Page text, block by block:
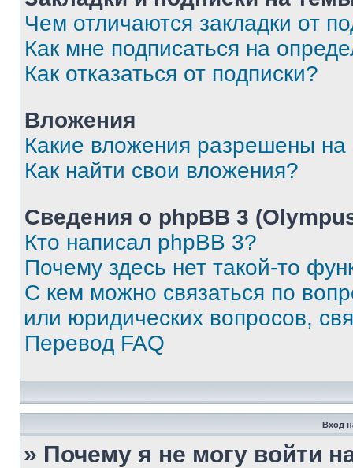
Чем отличаются закладки от
Как мне подписаться на
Как отказаться от подписки?
Вложения
Какие вложения разрешены
Как найти свои вложения?
Сведения о phpBB 3
Кто написал phpBB 3?
Почему здесь нет такой-то
С кем можно связаться по
или юридических вопросов,
Перевод FAQ
Вход
» Почему я не могу войти